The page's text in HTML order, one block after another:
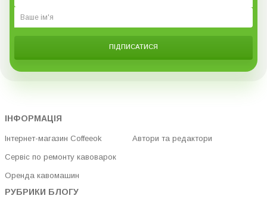
ПІДПИСАТИСЯ
ІНФОРМАЦІЯ
Інтернет-магазин Coffeeok
Сервіс по ремонту кавоварок
Оренда кавомашин
Автори та редактори
РУБРИКИ БЛОГУ